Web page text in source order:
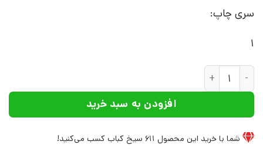
سری چاپ:
1
کتاب عشق شگفت انگیز | انتشارات نشر چشمه عدد
افزودن به سبد خرید
شما با خرید این محصول 611 سیخ کباب کسب می‌کنید!